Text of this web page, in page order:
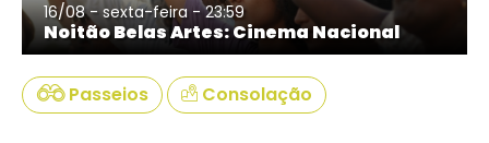
16/08 - sexta-feira - 23:59
Noitão Belas Artes: Cinema Nacional
Passeios Consolação